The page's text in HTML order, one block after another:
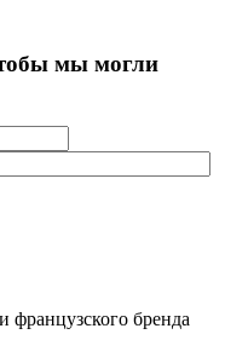
мы могли
французского бренда